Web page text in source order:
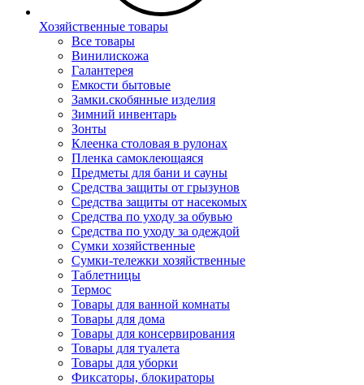
Хозяйственные товары
Все товары
Винилискожа
Галантерея
Емкости бытовые
Замки.скобянные изделия
Зимний инвентарь
Зонты
Клеенка столовая в рулонах
Пленка самоклеющаяся
Предметы для бани и сауны
Средства защиты от грызунов
Средства защиты от насекомых
Средства по уходу за обувью
Средства по уходу за одеждой
Сумки хозяйственные
Сумки-тележки хозяйственные
Таблетницы
Термос
Товары для ванной комнаты
Товары для дома
Товары для консервирования
Товары для туалета
Товары для уборки
Фиксаторы, блокираторы